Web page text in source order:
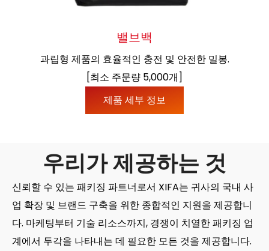
밸브백
과립형 제품의 효율적인 충전 및 안전한 밀봉.
[최소 주문량 5,000개]
제품 세부 정보
우리가 제공하는 것
신뢰할 수 있는 패키징 파트너로서 XIFA는 귀사의 국내 사
업 확장 및 브랜드 구축을 위한 종합적인 지원을 제공합니
다. 마케팅부터 기술 리소스까지, 경쟁이 치열한 패키징 업
계에서 두각을 나타내는 데 필요한 모든 것을 제공합니다.